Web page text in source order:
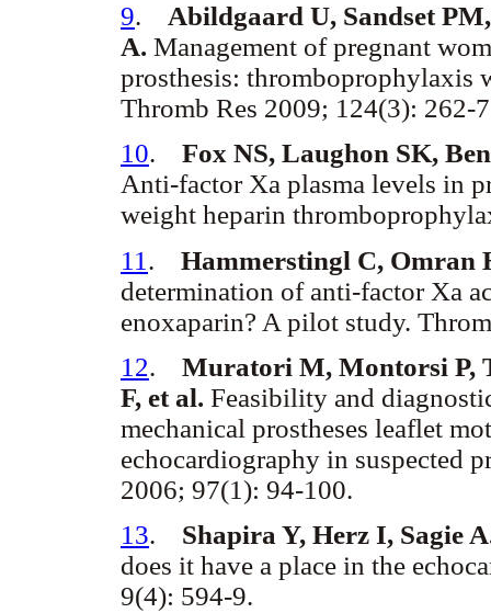
9. Abildgaard U, Sandset
A. Management of pregnant
prosthesis: thromboprophylaxis
Thromb Res 2009; 124(3): 262-
10. Fox NS, Laughon SK,
Anti-factor Xa plasma levels in
weight heparin
11 . Hammerstingl C, Omran
determination of anti-factor Xa
enoxaparin? A pilot study.
12. Muratori M, Montorsi P,
F, et al. Feasibility and
mechanical prostheses leaflet
echocardiography in suspected
2006; 97(1): 94-100.
13. Shapira Y, Herz I, Sagie
does it have a place in the
9(4): 594-9.